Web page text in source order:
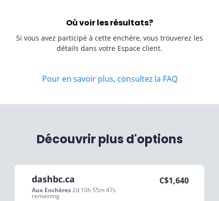
Où voir les résultats?
Si vous avez participé à cette enchère, vous trouverez les
détails dans votre Espace client.
Pour en savoir plus, consultez la FAQ
Découvrir plus d'options
dashbc.ca
Aux Enchères2d 10h 55m 47s
remaining
C$1,640